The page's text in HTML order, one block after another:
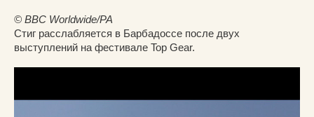
© BBC Worldwide/PA
Стиг расслабляется в Барбадоссе после двух
выступлений на фестивале Top Gear.